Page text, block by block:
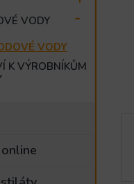
VODY
VODY
K VÝROBNÍKŮM